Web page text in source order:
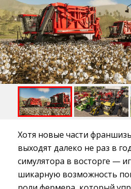
Хотя новые части
выходят далеко не раз в
симулятора в восторге —
шикарную возможность